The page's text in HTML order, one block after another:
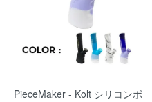
PieceMaker - Kolt シリコンボ